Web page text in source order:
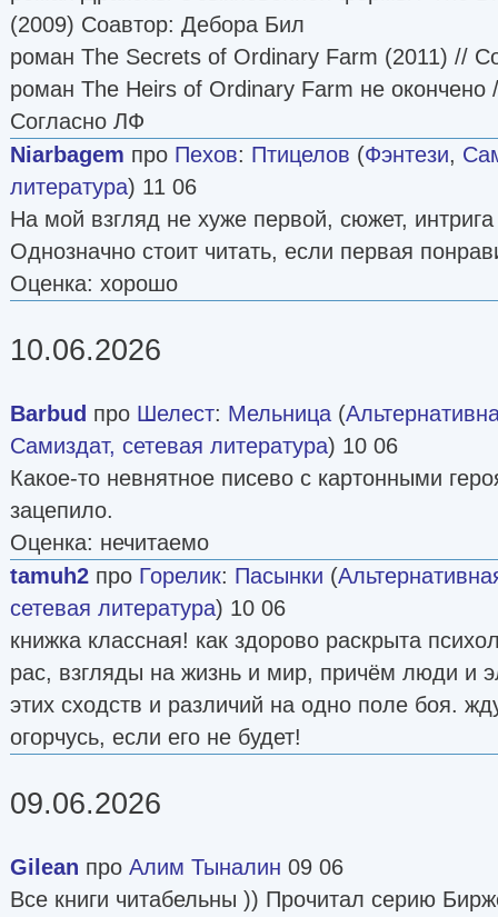
(2009) Соавтор: Дебора Бил
роман The Secrets of Ordinary Farm (2011) //
роман The Heirs of Ordinary Farm не
Согласно ЛФ
Niarbagem про Пехов: Птицелов (Фэнтези,
литература) 11 06
На мой взгляд не хуже первой, сюжет, интрига
Однозначно стоит читать, если первая
Оценка: хорошо
10.06.2026
Barbud про Шелест: Мельница (
Самиздат, сетевая литература) 10 06
Какое-то невнятное писево с картонными
зацепило.
Оценка: нечитаемо
tamuh2 про Горелик: Пасынки (
сетевая литература) 10 06
книжка классная! как здорово раскрыта
рас, взгляды на жизнь и мир, причём люди и
этих сходств и различий на одно поле боя.
огорчусь, если его не будет!
09.06.2026
Gilean про Алим Тыналин 09 06
Все книги читабельны )) Прочитал серию